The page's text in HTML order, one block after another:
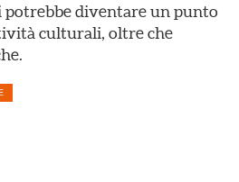
potrebbe diventare un punto
culturali, oltre che